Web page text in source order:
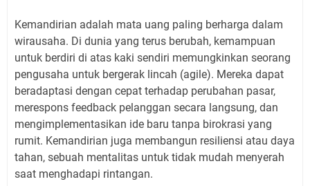
Kemandirian adalah mata uang paling berharga dalam
wirausaha. Di dunia yang terus berubah, kemampuan
untuk berdiri di atas kaki sendiri memungkinkan seorang
pengusaha untuk bergerak lincah (agile). Mereka dapat
beradaptasi dengan cepat terhadap perubahan pasar,
merespons feedback pelanggan secara langsung, dan
mengimplementasikan ide baru tanpa birokrasi yang
rumit. Kemandirian juga membangun resiliensi atau daya
tahan, sebuah mentalitas untuk tidak mudah menyerah
saat menghadapi rintangan.